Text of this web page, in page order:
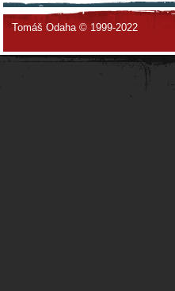
Tomáš Odaha © 1999-2022